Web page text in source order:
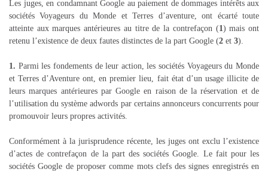
Les juges, en condamnant Google au paiement de dommages intérêts aux
sociétés Voyageurs du Monde et Terres d’aventure, ont écarté toute
atteinte aux marques antérieures au titre de la contrefaçon (1) mais ont
retenu l’existence de deux fautes distinctes de la part Google (2 et 3).
1. Parmi les fondements de leur action, les sociétés Voyageurs du Monde
et Terres d’Aventure ont, en premier lieu, fait état d’un usage illicite de
leurs marques antérieures par Google en raison de la réservation et de
l’utilisation du système adwords par certains annonceurs concurrents pour
promouvoir leurs propres activités.
Conformément à la jurisprudence récente, les juges ont exclu l’existence
d’actes de contrefaçon de la part des sociétés Google. Le fait pour les
sociétés Google de proposer comme mots clefs des signes enregistrés en